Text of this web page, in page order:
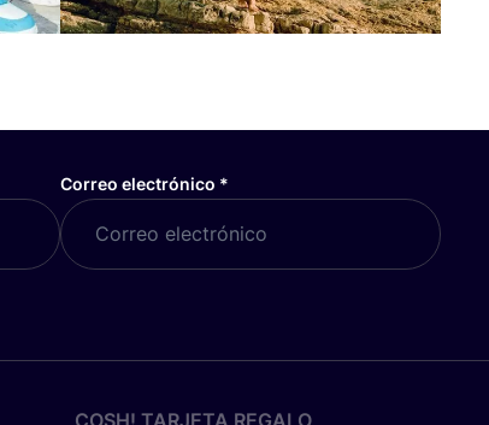
Correo electrónico *
COSH! TARJETA REGALO